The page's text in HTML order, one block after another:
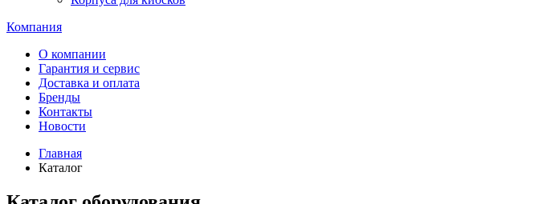
Компания
О компании
Гарантия и сервис
Доставка и оплата
Бренды
Контакты
Новости
Главная
Каталог